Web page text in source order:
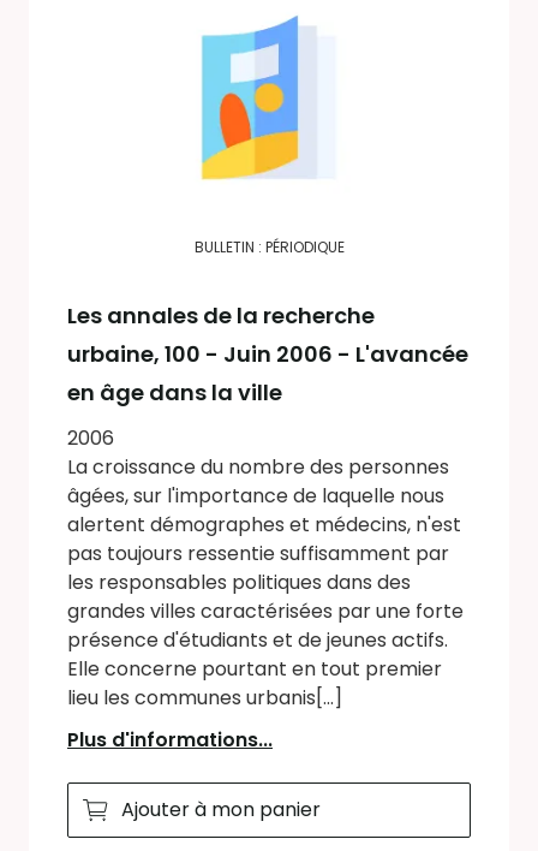
BULLETIN : PÉRIODIQUE
Les annales de la recherche
urbaine, 100 - Juin 2006 - L'avancée
en âge dans la ville
2006
La croissance du nombre des personnes
âgées, sur l'importance de laquelle nous
alertent démographes et médecins, n'est
pas toujours ressentie suffisamment par
les responsables politiques dans des
grandes villes caractérisées par une forte
présence d'étudiants et de jeunes actifs.
Elle concerne pourtant en tout premier
lieu les communes urbanis[...]
Plus d'informations...
Ajouter à mon panier